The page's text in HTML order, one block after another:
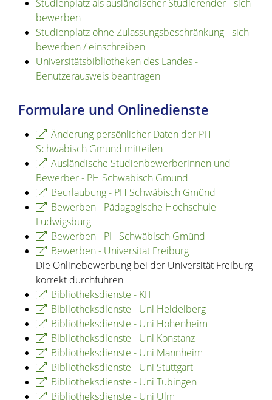
Studienplatz als ausländischer Studierender - sich
bewerben
Studienplatz ohne Zulassungsbeschränkung - sich
bewerben / einschreiben
Universitätsbibliotheken des Landes -
Benutzerausweis beantragen
Formulare und Onlinedienste
Änderung persönlicher Daten der PH
Schwäbisch Gmünd mitteilen
Ausländische Studienbewerberinnen und
Bewerber - PH Schwäbisch Gmünd
Beurlaubung - PH Schwäbisch Gmünd
Bewerben - Pädagogische Hochschule
Ludwigsburg
Bewerben - PH Schwäbisch Gmünd
Bewerben - Universität Freiburg
Die Onlinebewerbung bei der Universität Freiburg
korrekt durchführen
Bibliotheksdienste - KIT
Bibliotheksdienste - Uni Heidelberg
Bibliotheksdienste - Uni Hohenheim
Bibliotheksdienste - Uni Konstanz
Bibliotheksdienste - Uni Mannheim
Bibliotheksdienste - Uni Stuttgart
Bibliotheksdienste - Uni Tübingen
Bibliotheksdienste - Uni Ulm